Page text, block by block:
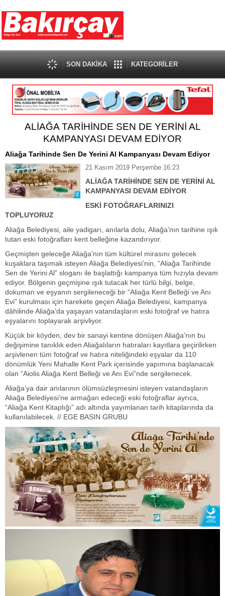
SON DAKİKA KATEGORİLER
ALİAĞA TARİHİNDE SEN DE YERİNİ AL
KAMPANYASI DEVAM EDİYOR
Aliağa Tarihinde Sen De Yerini Al Kampanyası Devam Ediyor
21 Kasım 2019 Perşembe 16:23
ALİAĞA TARİHİNDE SEN DE YERİNİ AL
KAMPANYASI DEVAM EDİYOR
ESKİ FOTOĞRAFLARINIZI
TOPLUYORUZ
Aliağa Belediyesi, aile yadigarı, anılarla dolu, Aliağa’nın tarihine ışık
tutan eski fotoğrafları kent belleğine kazandırıyor.
Geçmişten geleceğe Aliağa’nın tüm kültürel mirasını gelecek
kuşaklara taşımak isteyen Aliağa Belediyesi’nin, “Aliağa Tarihinde
Sen de Yerini Al” sloganı ile başlattığı kampanya tüm hızıyla devam
ediyor. Bölgenin geçmişine ışık tutacak her türlü bilgi, belge,
dokuman ve eşyanın sergileneceği bir “Aliağa Kent Belleği ve Anı
Evi” kurulması için harekete geçen Aliağa Belediyesi, kampanya
dâhilinde Aliağa’da yaşayan vatandaşların eski fotoğraf ve hatıra
eşyalarını toplayarak arşivliyor.
Küçük bir köyden, dev bir sanayi kentine dönüşen Aliağa’nın bu
değişimine tanıklık eden Aliağalıların hatıraları kayıtlara geçirilirken
arşivlenen tüm fotoğraf ve hatıra niteliğindeki eşyalar da 110
dönümlük Yeni Mahalle Kent Park içerisinde yapımına başlanacak
olan “Aiolis Aliağa Kent Belleği ve Anı Evi”nde sergilenecek.
Aliağa’ya dair anılarının ölümsüzleşmesini isteyen vatandaşların
Aliağa Belediyesi’ne armağan edeceği eski fotoğraflar ayrıca,
“Aliağa Kent Kitaplığı” adı altında yayımlanan tarih kitaplarında da
kullanılabilecek. // EGE BASIN GRUBU